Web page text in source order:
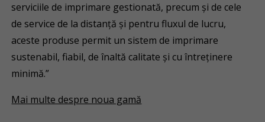
serviciile de imprimare gestionată, precum și de cele
de service de la distanță și pentru fluxul de lucru,
aceste produse permit un sistem de imprimare
sustenabil, fiabil, de înaltă calitate și cu întreținere
minimă.”
Mai multe despre noua gamă